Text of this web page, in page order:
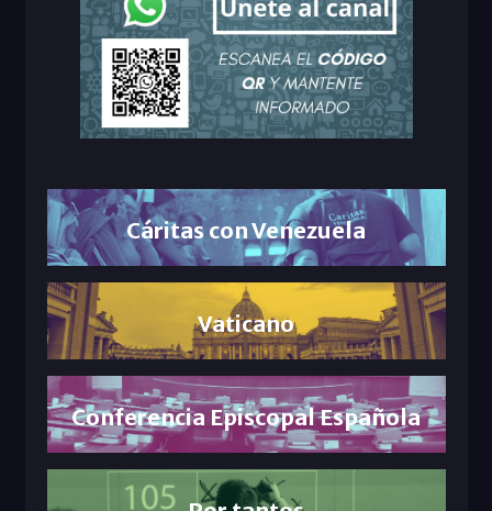
Cáritas con Venezuela
Vaticano
Conferencia Episcopal Española